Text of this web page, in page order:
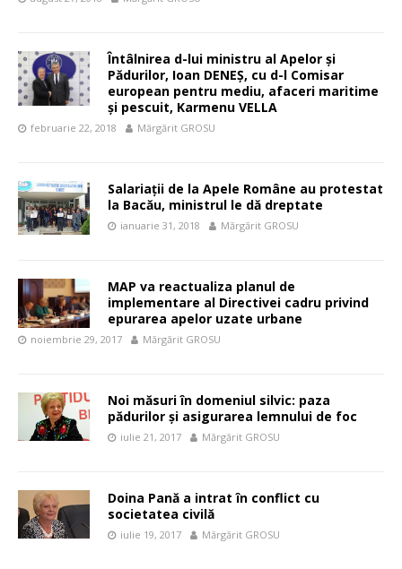
Întâlnirea d-lui ministru al Apelor și
Pădurilor, Ioan DENEȘ, cu d-l Comisar
european pentru mediu, afaceri maritime
și pescuit, Karmenu VELLA
februarie 22, 2018 Mărgărit GROSU
Salariații de la Apele Române au protestat
la Bacău, ministrul le dă dreptate
ianuarie 31, 2018 Mărgărit GROSU
MAP va reactualiza planul de
implementare al Directivei cadru privind
epurarea apelor uzate urbane
noiembrie 29, 2017 Mărgărit GROSU
Noi măsuri în domeniul silvic: paza
pădurilor și asigurarea lemnului de foc
iulie 21, 2017 Mărgărit GROSU
Doina Pană a intrat în conflict cu
societatea civilă
iulie 19, 2017 Mărgărit GROSU